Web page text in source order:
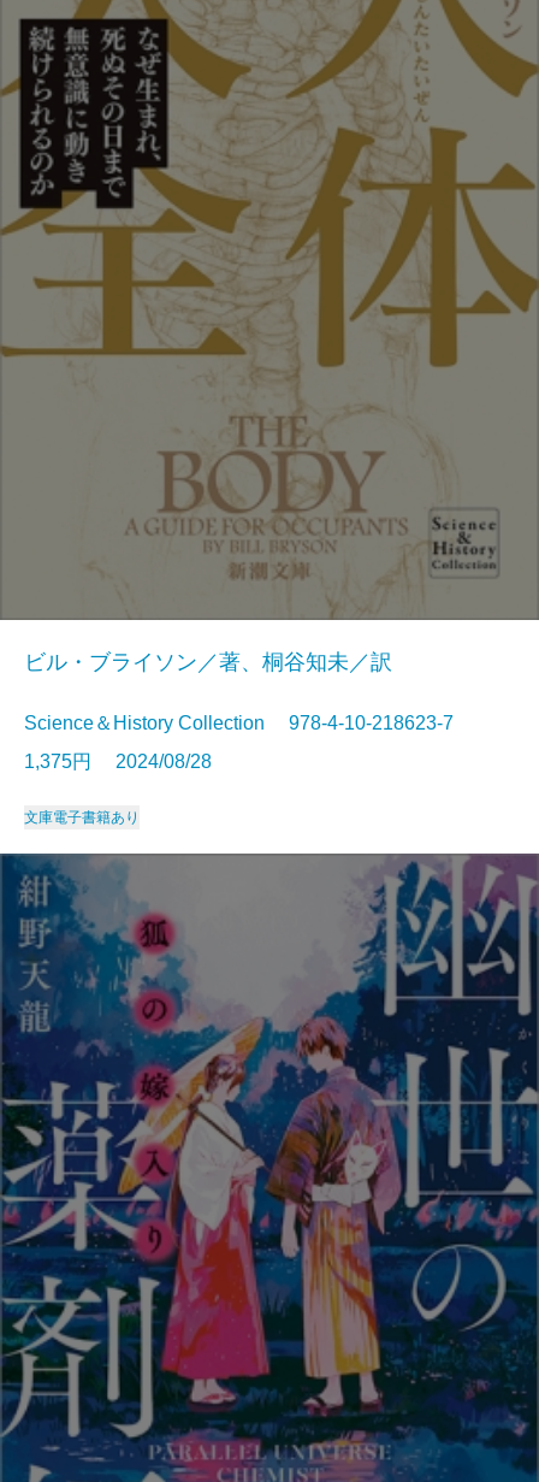
ビル・ブライソン／著、桐谷知未／訳
Science＆History Collection 978-4-10-218623-7
1,375円 2024/08/28
文庫電子書籍あり